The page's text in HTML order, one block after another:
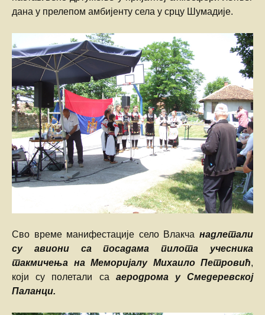
дана у прелепом амбијенту села у срцу Шумадије.
Сво време манифестације село Влакча надлетали
су авиони са посадама пилота учесника
такмичења на Меморијалу Михаило Петровић,
који су полетали са аеродрома у Смедеревској
Паланци.